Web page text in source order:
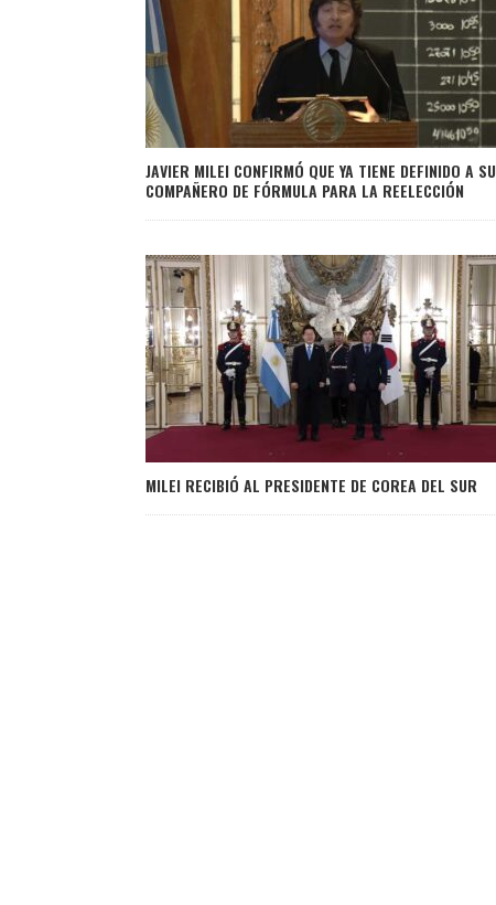
JAVIER MILEI CONFIRMÓ QUE YA TIENE DEFINIDO A SU
COMPAÑERO DE FÓRMULA PARA LA REELECCIÓN
MILEI RECIBIÓ AL PRESIDENTE DE COREA DEL SUR